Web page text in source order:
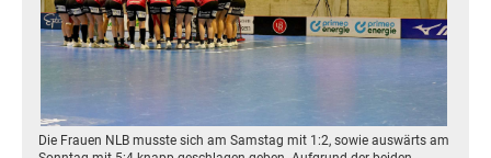
Die Frauen NLB musste sich am Samstag mit 1:2, sowie auswärts am